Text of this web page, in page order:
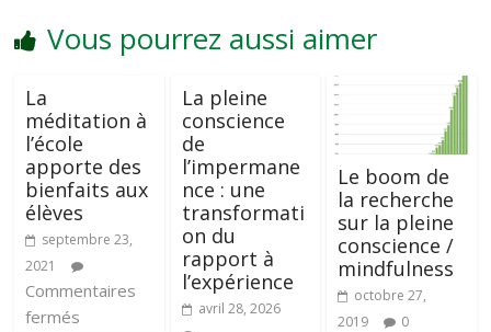
Vous pourrez aussi aimer
La
méditation à
l’école
apporte des
bienfaits aux
élèves
septembre 23,
2021
Commentaires
fermés
La pleine
conscience
de
l’impermane
nce : une
transformati
on du
rapport à
l’expérience
avril 28, 2026
Le boom de
la recherche
sur la pleine
conscience /
mindfulness
octobre 27,
2019
0